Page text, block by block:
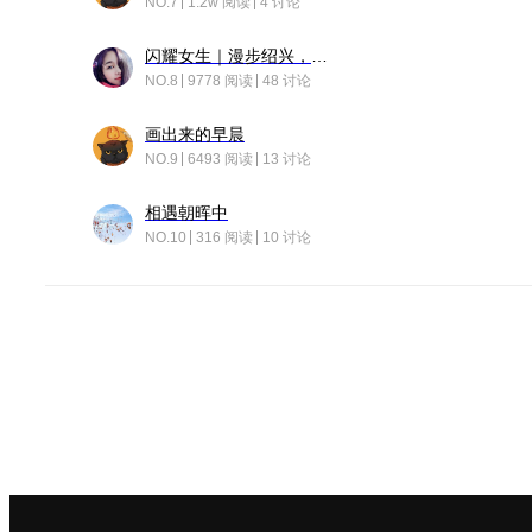
NO.8 9778 阅读 48 讨论
画出来的早晨
NO.9 6493 阅读 13 讨论
相遇朝晖中
NO.10 316 阅读 10 讨论